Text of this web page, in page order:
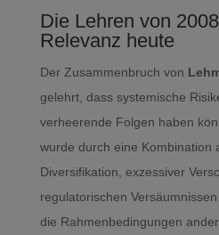
Die Lehren von
Relevanz heute
Der Zusammenbruch von
gelehrt, dass systemische
verheerende Folgen haben
wurde durch eine Kombination
Diversifikation, exzessiver
regulatorischen
die Rahmenbedingungen